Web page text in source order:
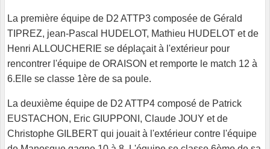
La première équipe de D2 ATTP3 composée de Gérald
TIPREZ, jean-Pascal HUDELOT, Mathieu HUDELOT et de
Henri ALLOUCHERIE se déplaçait à l'extérieur pour
rencontrer l'équipe de ORAISON et remporte le match 12 à
6.Elle se classe 1ère de sa poule.
La deuxième équipe de D2 ATTP4 composé de Patrick
EUSTACHON, Eric GIUPPONI, Claude JOUY et de
Christophe GILBERT qui jouait à l'extérieur contre l'équipe